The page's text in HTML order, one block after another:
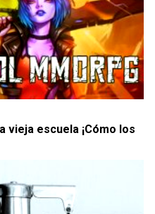
vieja escuela ¡Cómo los